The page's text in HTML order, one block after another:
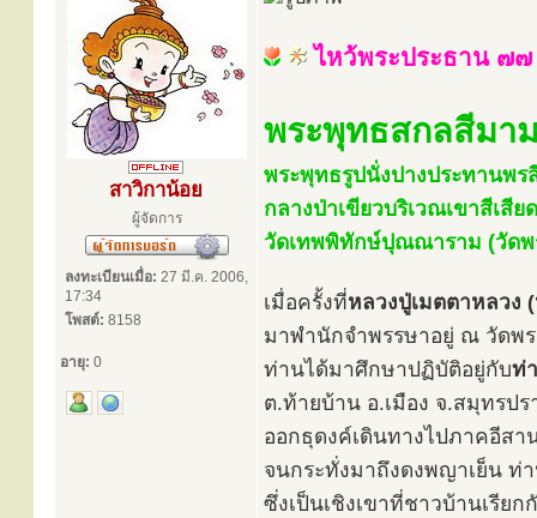
สาวิกาน้อย
ผู้จัดการ
ลงทะเบียนเมื่อ: 27 มี.ค. 2006,
17:34
โพสต์: 8158
อายุ: 0
ไหว้พระประธาน ๗๗
พระพุทธสกลสีมา
พระพุทธรูปนั่งปางประทานพร
กลางป่าเขียวบริเวณเขาสีเสี
วัดเทพพิทักษ์ปุณณาราม (วัดพ
เมื่อครั้งที่หลวงปู่เมตตาหลวง
มาพำนักจำพรรษาอยู่ ณ วัดพ
ท่านได้มาศึกษาปฏิบัติอยู่กับท่
ต.ท้ายบ้าน อ.เมือง จ.สมุทรป
ออกธุดงค์เดินทางไปภาคอีสา
จนกระทั่งมาถึงดงพญาเย็น
ซึ่งเป็นเชิงเขาที่ชาวบ้านเรีย